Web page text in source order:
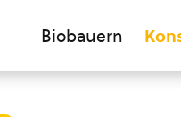
Biobauern